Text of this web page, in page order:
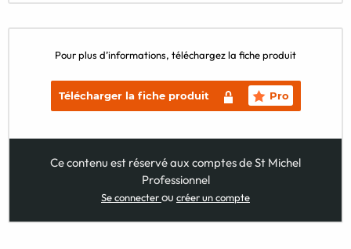
Pour plus d’informations, téléchargez la fiche produit
Télécharger la fiche produit Pro
Ce contenu est réservé aux comptes de St Michel
Professionnel
Se connecterou créer un compte